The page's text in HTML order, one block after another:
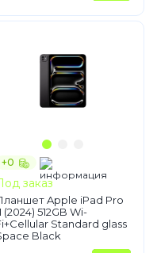
+0
заказ
Apple iPad Pro
(2024) 512GB Wi-
Standard glass
Black